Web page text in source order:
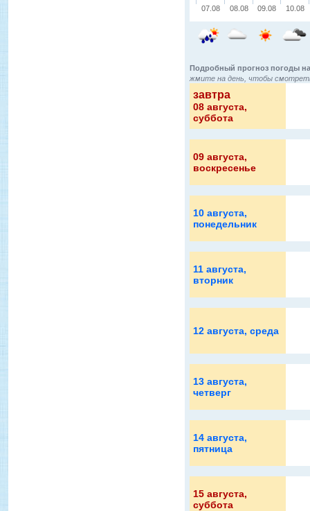
07.08 08.08 09.08 10.08
Подробный прогноз погоды
жмите на день, чтобы
завтра
08 августа,
суббота
09 августа,
воскресенье
10 августа,
понедельник
11 августа,
вторник
12 августа, среда
13 августа,
четверг
14 августа,
пятница
15 августа,
суббота